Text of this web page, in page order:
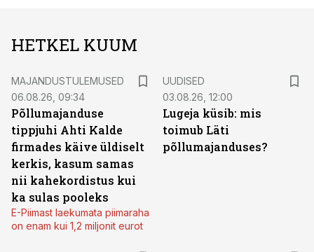
HETKEL KUUM
MAJANDUSTULEMUSED
06.08.26, 09:34
Põllumajanduse
tippjuhi Ahti Kalde
firmades käive üldiselt
kerkis, kasum samas
nii kahekordistus kui
ka sulas pooleks
E-Piimast laekumata piimaraha
on enam kui 1,2 miljonit eurot
UUDISED
03.08.26, 12:00
Lugeja küsib: mis
toimub Läti
põllumajanduses?